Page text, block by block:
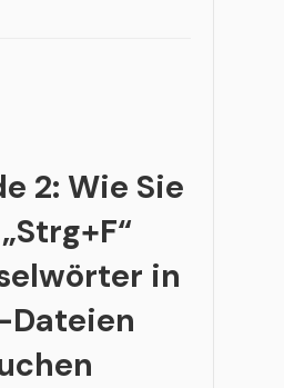
2: Wie Sie
in
Dateien